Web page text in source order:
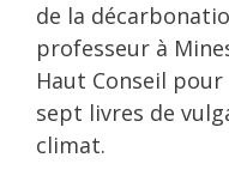
de la
professeur à
Haut Conseil
sept livres de
climat.